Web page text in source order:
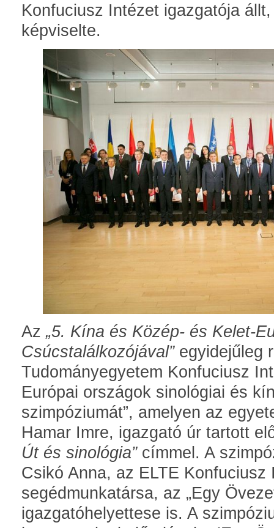
Konfuciusz Intézet igazgatója
képviselte.
Az „5. Kína és Közép- és Kelet-
Csúcstalálkozójával”egyidejűleg
Tudományegyetem Konfuciusz
Európai országok sinológiai és
szimpóziumát”, amelyen az
Hamar Imre, igazgató úr tartott
Út és sinológia”címmel. A
Csikó Anna, az ELTE Konfuciusz
segédmunkatársa, az „Egy
igazgatóhelyettese is. A